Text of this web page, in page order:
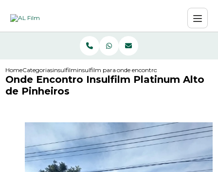
HomeCategoriasinsulfilminsulfilm para escritorioonde encontro insulfilm platinum
Onde Encontro Insulfilm Platinum Alto
de Pinheiros